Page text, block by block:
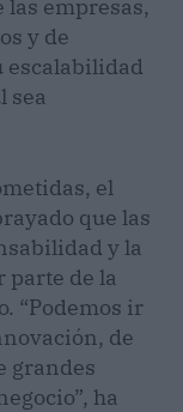
empresas,
y de
escalabilidad
sea
el
que las
y la
parte de la
“Podemos ir
de
grandes
ha